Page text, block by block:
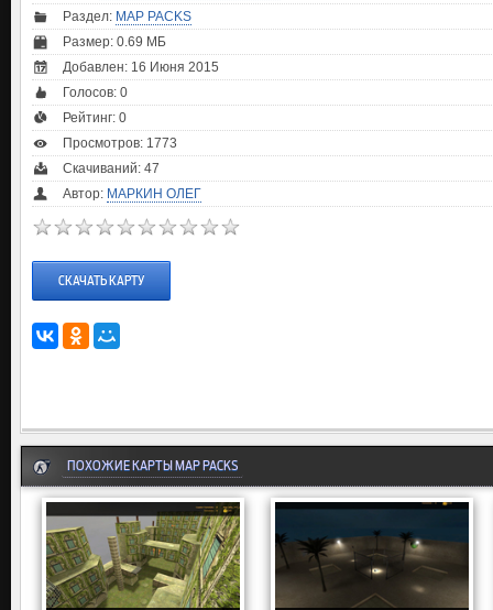
Раздел: MAP PACKS
Размер: 0.69 МБ
Добавлен: 16 Июня 2015
Голосов: 0
Рейтинг: 0
Просмотров: 1773
Скачиваний: 47
Автор: МАРКИН ОЛЕГ
СКАЧАТЬ КАРТУ
ПОХОЖИЕ КАРТЫ MAP PACKS